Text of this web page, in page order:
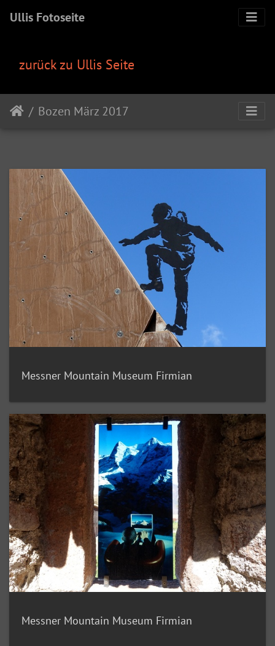
Ullis Fotoseite
zurück zu Ullis Seite
Bozen März 2017
Messner Mountain Museum Firmian
Messner Mountain Museum Firmian